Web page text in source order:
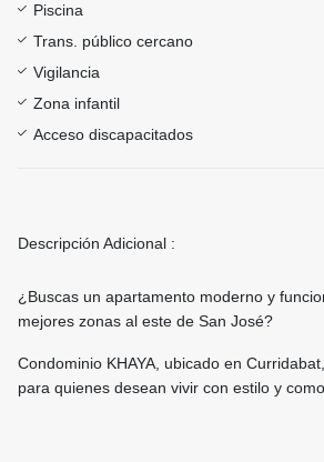
Piscina
Trans. público cercano
Vigilancia
Zona infantil
Acceso discapacitados
Descripción Adicional :
¿Buscas un apartamento moderno y
mejores zonas al este de San José?
Condominio KHAYA, ubicado en
para quienes desean vivir con estilo y